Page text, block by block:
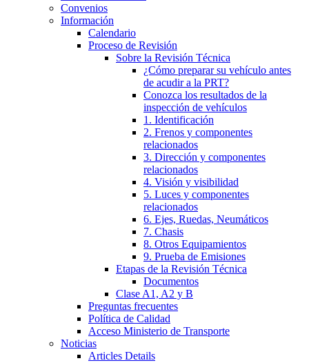
Convenios
Información
Calendario
Proceso de Revisión
Sobre la Revisión Técnica
¿Cómo preparar su vehículo antes
de acudir a la PRT?
Conozca los resultados de la
inspección de vehículos
1. Identificación
2. Frenos y componentes
relacionados
3. Dirección y componentes
relacionados
4. Visión y visibilidad
5. Luces y componentes
relacionados
6. Ejes, Ruedas, Neumáticos
7. Chasis
8. Otros Equipamientos
9. Prueba de Emisiones
Etapas de la Revisión Técnica
Documentos
Clase A1, A2 y B
Preguntas frecuentes
Política de Calidad
Acceso Ministerio de Transporte
Noticias
Articles Details